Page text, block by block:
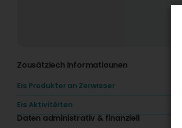
Zousätzlech Informatiounen
Eis Produkter an Zerwisser
Eis Aktivitéiten
Daten administrativ & finanziell